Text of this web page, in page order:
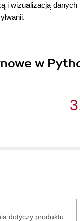
i wizualizacją
w
dotyczy produktu: